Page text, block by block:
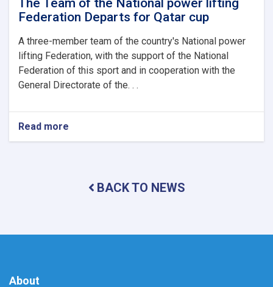
The Team of the National power lifting
Federation Departs for Qatar cup
A three-member team of the country's National power
lifting Federation, with the support of the National
Federation of this sport and in cooperation with the
General Directorate of the. . .
Read more
The
National
Departs
BACK TO NEWS
About